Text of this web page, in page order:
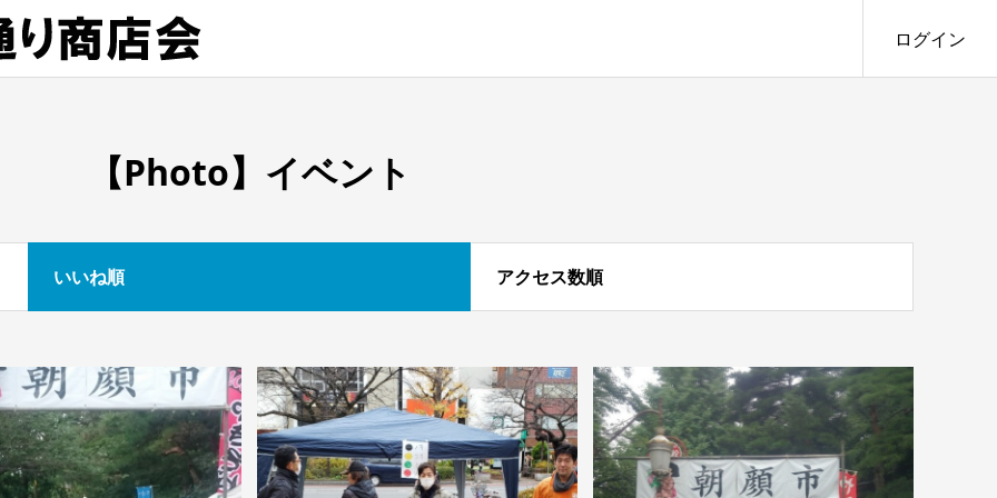
ログイン
【Photo】イベント
いいね順 アクセス数順